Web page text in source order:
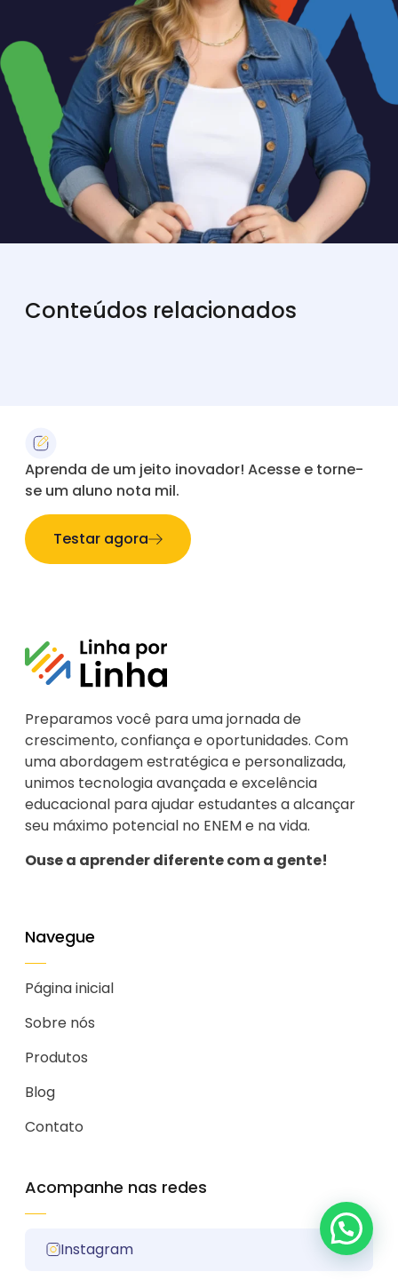
Conteúdos relacionados
Aprenda de um jeito inovador! Acesse e torne-
se um aluno nota mil.
Testar agora
Preparamos você para uma jornada de
crescimento, confiança e oportunidades. Com
uma abordagem estratégica e personalizada,
unimos tecnologia avançada e excelência
educacional para ajudar estudantes a alcançar
seu máximo potencial no ENEM e na vida.
Ouse a aprender diferente com a gente!
Navegue
Página inicial
Sobre nós
Produtos
Blog
Contato
Acompanhe nas redes
Instagram